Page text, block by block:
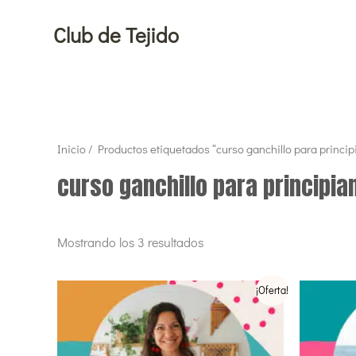
Club de Tejido
Inicio/ Productos etiquetados “curso ganchillo para
curso ganchillo para
Mostrando los 3 resultados
Ordenado
por
¡Oferta!
precio
original
era:
€195,00.
El
precio
actual
es:
€95,00.
era: